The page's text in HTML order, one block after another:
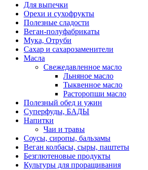
Для выпечки
Орехи и сухофрукты
Полезные сладости
Веган-полуфабрикаты
Мука, Отруби
Сахар и сахарозаменители
Масла
Свежедавленное масло
Льняное масло
Тыквенное масло
Расторопши масло
Полезный обед и ужин
Суперфуды, БАДЫ
Напитки
Чаи и травы
Соусы, сиропы, бальзамы
Веган колбасы, сыры, паштеты
Безглютеновые продукты
Культуры для проращивания